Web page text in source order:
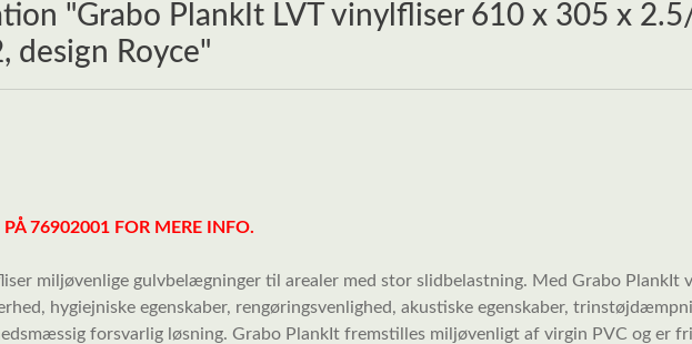
"Grabo PlankIt LVT vinylfliser 610 x 305 x
design Royce"
76902001 FOR MERE INFO.
miljøvenlige gulvbelægninger til arealer med stor slidbelastning. Med Grabo PlankIt
hygiejniske egenskaber, rengøringsvenlighed, akustiske egenskaber,
forsvarlig løsning. Grabo PlankIt fremstilles miljøvenligt af virgin PVC og er